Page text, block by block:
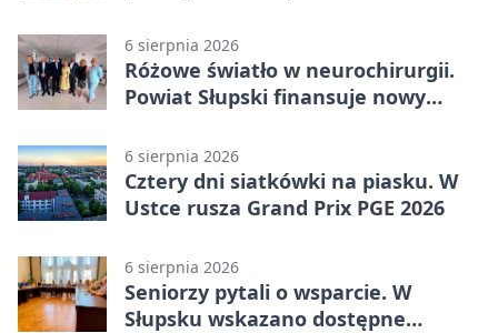
6 sierpnia 2026
Różowe światło w neurochirurgii.
Powiat Słupski finansuje nowy
6 sierpnia 2026
Cztery dni siatkówki na piasku. W
Ustce rusza Grand Prix PGE 2026
6 sierpnia 2026
Seniorzy pytali o wsparcie. W
Słupsku wskazano dostępne